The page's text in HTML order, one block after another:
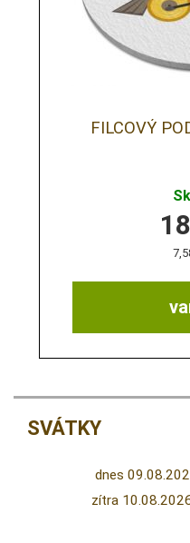
FILCOVÝ
SVÁTKY
dnes
zítra